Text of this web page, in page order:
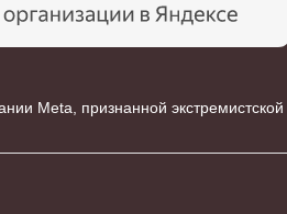
Meta, признанной